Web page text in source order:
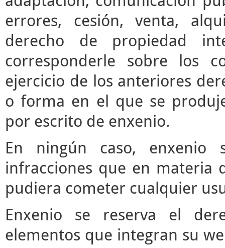
errores, cesión, venta,
derecho de propiedad
corresponderle sobre los
ejercicio de los anteriores
o forma en el que se
por escrito de enxenio.
En ningún caso, enxenio
infracciones que en materia
pudiera cometer cualquier
Enxenio se reserva el
elementos que integran su